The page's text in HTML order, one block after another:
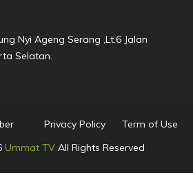
Nyi Ageng Serang ,Lt.6 Jalan
Selatan.
Privacy Policy
Term of Use
Ummat TV All Rights Reserved